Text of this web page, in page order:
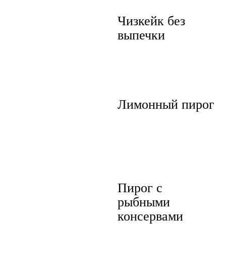
Чизкейк без
выпечки
Лимонный пирог
Пирог с
рыбными
консервами